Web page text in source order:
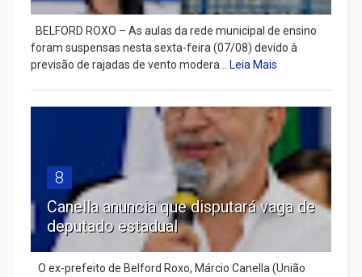
BELFORD ROXO – As aulas da rede municipal de ensino
foram suspensas nesta sexta-feira (07/08) devido à
previsão de rajadas de vento modera...
Leia Mais
8
Canella anuncia que disputará vaga de
deputado estadual
​ O ex-prefeito de Belford Roxo, Márcio Canella (União